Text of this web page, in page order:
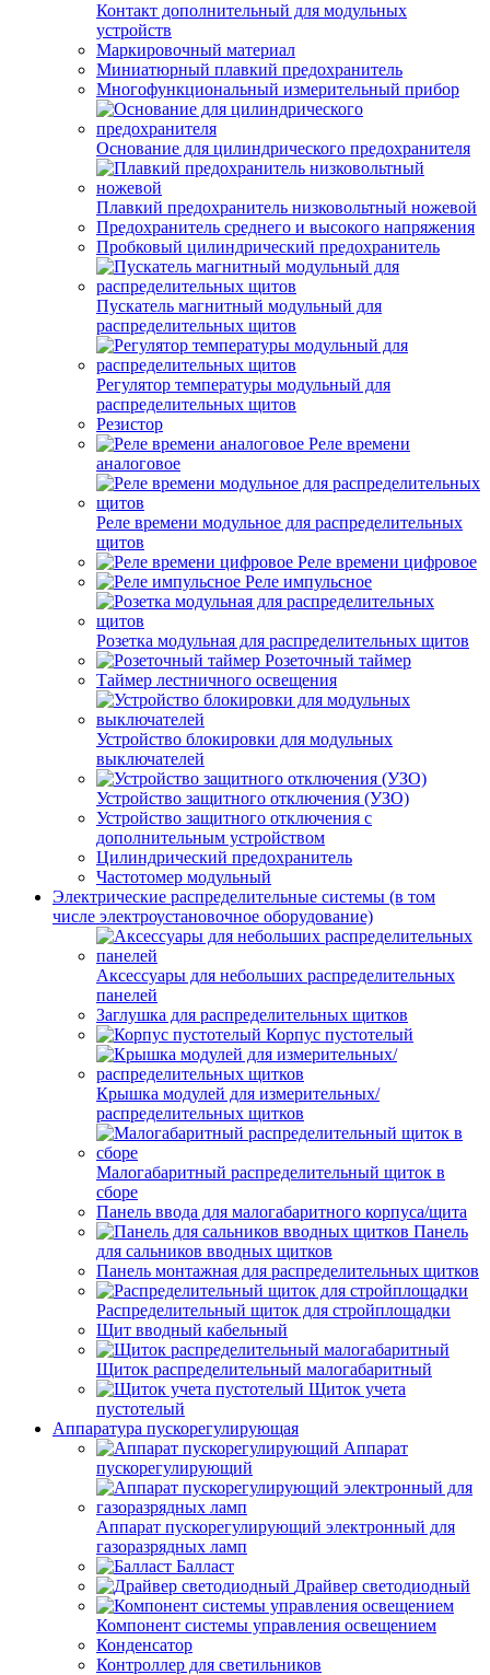
Контакт дополнительный для модульных
устройств
Маркировочный материал
Миниатюрный плавкий предохранитель
Многофункциональный измерительный прибор
Основание для цилиндрического предохранителя
Плавкий предохранитель низковольтный ножевой
Предохранитель среднего и высокого напряжения
Пробковый цилиндрический предохранитель
Пускатель магнитный модульный для
распределительных щитов
Регулятор температуры модульный для
распределительных щитов
Резистор
Реле времени
аналоговое
Реле времени модульное для распределительных
щитов
Реле времени цифровое
Реле импульсное
Розетка модульная для распределительных щитов
Розеточный таймер
Таймер лестничного освещения
Устройство блокировки для модульных
выключателей
Устройство защитного отключения (УЗО)
Устройство защитного отключения с
дополнительным устройством
Цилиндрический предохранитель
Частотомер модульный
Электрические распределительные системы (в том
числе электроустановочное оборудование)
Аксессуары для небольших распределительных
панелей
Заглушка для распределительных щитков
Корпус пустотелый
Крышка модулей для измерительных/
распределительных щитков
Малогабаритный распределительный щиток в
сборе
Панель ввода для малогабаритного корпуса/щита
Панель
для сальников вводных щитков
Панель монтажная для распределительных щитков
Распределительный щиток для стройплощадки
Щит вводный кабельный
Щиток распределительный малогабаритный
Щиток учета
пустотелый
Аппаратура пускорегулирующая
Аппарат
пускорегулирующий
Аппарат пускорегулирующий электронный для
газоразрядных ламп
Балласт
Драйвер светодиодный
Компонент системы управления освещением
Конденсатор
Контроллер для светильников